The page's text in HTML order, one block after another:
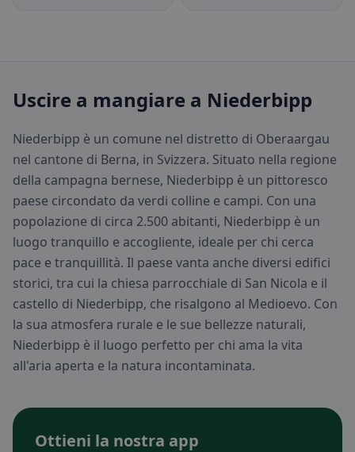
Uscire a mangiare a Niederbipp
Niederbipp è un comune nel distretto di Oberaargau
nel cantone di Berna, in Svizzera. Situato nella regione
della campagna bernese, Niederbipp è un pittoresco
paese circondato da verdi colline e campi. Con una
popolazione di circa 2.500 abitanti, Niederbipp è un
luogo tranquillo e accogliente, ideale per chi cerca
pace e tranquillità. Il paese vanta anche diversi edifici
storici, tra cui la chiesa parrocchiale di San Nicola e il
castello di Niederbipp, che risalgono al Medioevo. Con
la sua atmosfera rurale e le sue bellezze naturali,
Niederbipp è il luogo perfetto per chi ama la vita
all'aria aperta e la natura incontaminata.
Ottieni la nostra app